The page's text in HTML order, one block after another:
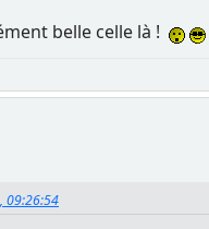
belle celle là !
09:26:54